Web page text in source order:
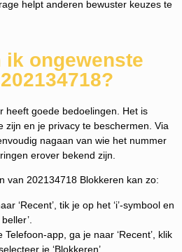
helpt anderen bewuster keuzes te
ik ongewenste
heeft goede bedoelingen. Het is
zijn en je privacy te beschermen. Via
nagaan van wie het nummer
erover bekend zijn.
van 202134718 Blokkeren kan zo:
‘Recent’, tik je op het ‘i’-symbool en
app, ga je naar ‘Recent’, klik
je ‘Blokkeren’.